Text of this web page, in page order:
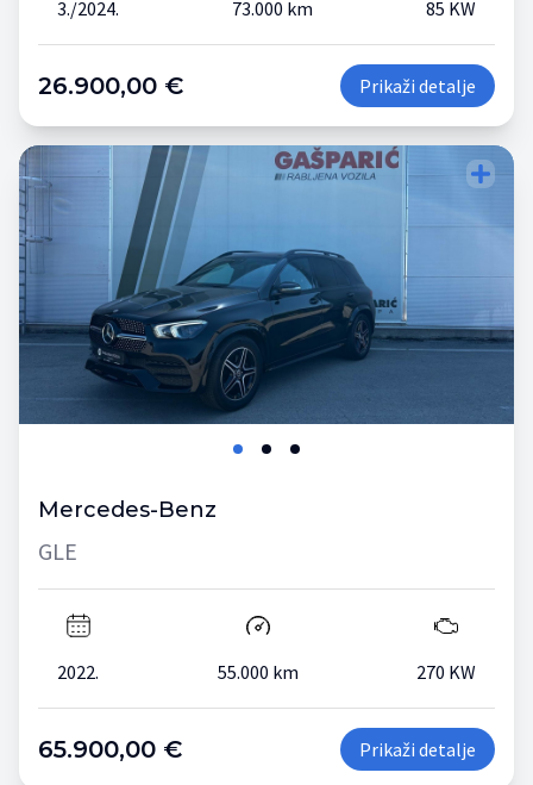
3./2024. 73.000 km 85 KW
26.900,00 € Prikaži detalje
Mercedes-Benz
GLE
2022. 55.000 km 270 KW
65.900,00 € Prikaži detalje